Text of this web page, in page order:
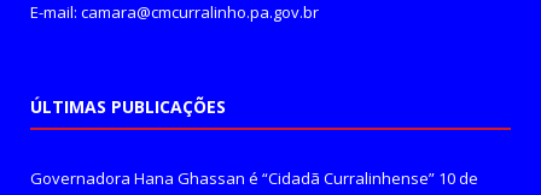
E-mail: camara@cmcurralinho.pa.gov.br
ÚLTIMAS PUBLICAÇÕES
Governadora Hana Ghassan é “Cidadã Curralinhense” 10 de